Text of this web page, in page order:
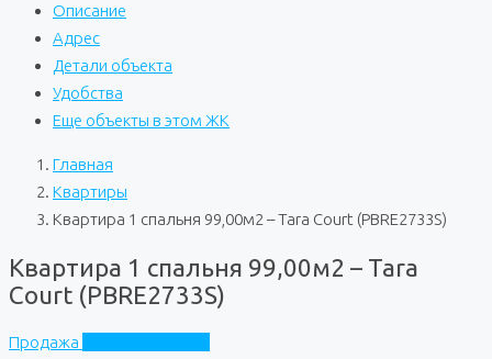
Описание
Адрес
Детали объекта
Удобства
Еще объекты в этом ЖК
Главная
Квартиры
Квартира 1 спальня 99,00м2 – Tara Court (PBRE2733S)
Квартира 1 спальня 99,00м2 – Tara
Court (PBRE2733S)
Продажа